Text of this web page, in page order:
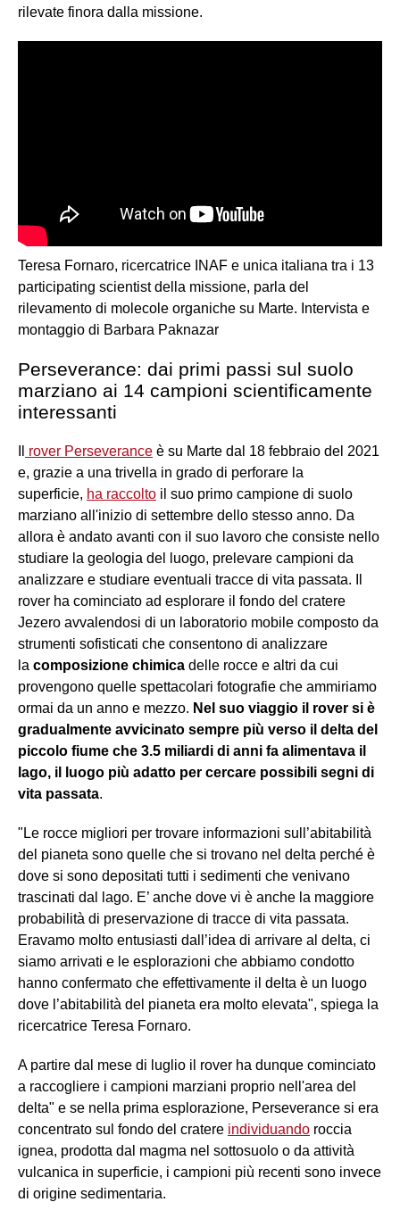
rilevate finora dalla missione.
Teresa Fornaro, ricercatrice INAF e unica italiana tra i 13
participating scientist della missione, parla del
rilevamento di molecole organiche su Marte. Intervista e
montaggio di Barbara Paknazar
Perseverance: dai primi passi sul suolo
marziano ai 14 campioni scientificamente
interessanti
rover Perseverance è su Marte dal 18 febbraio del 2021
e, grazie a una trivella in grado di perforare la
superficie, ha raccolto il suo primo campione di suolo
marziano all'inizio di settembre dello stesso anno. Da
allora è andato avanti con il suo lavoro che consiste nello
studiare la geologia del luogo, prelevare campioni da
analizzare e studiare eventuali tracce di vita passata. Il
rover ha cominciato ad esplorare il fondo del cratere
Jezero avvalendosi di un laboratorio mobile composto da
strumenti sofisticati che consentono di analizzare
la composizione chimica delle rocce e altri da cui
provengono quelle spettacolari fotografie che ammiriamo
ormai da un anno e mezzo. Nel suo viaggio il rover si è
gradualmente avvicinato sempre più verso il delta del
piccolo fiume che 3.5 miliardi di anni fa alimentava il
lago, il luogo più adatto per cercare possibili segni di
vita passata.
"Le rocce migliori per trovare informazioni sull’abitabilità
del pianeta sono quelle che si trovano nel delta perché è
dove si sono depositati tutti i sedimenti che venivano
trascinati dal lago. E’ anche dove vi è anche la maggiore
probabilità di preservazione di tracce di vita passata.
Eravamo molto entusiasti dall’idea di arrivare al delta, ci
siamo arrivati e le esplorazioni che abbiamo condotto
hanno confermato che effettivamente il delta è un luogo
dove l’abitabilità del pianeta era molto elevata", spiega la
ricercatrice Teresa Fornaro.
A partire dal mese di luglio il rover ha dunque cominciato
a raccogliere i campioni marziani proprio nell'area del
delta" e se nella prima esplorazione, Perseverance si era
concentrato sul fondo del cratere individuando roccia
ignea, prodotta dal magma nel sottosuolo o da attività
vulcanica in superficie, i campioni più recenti sono invece
di origine sedimentaria.